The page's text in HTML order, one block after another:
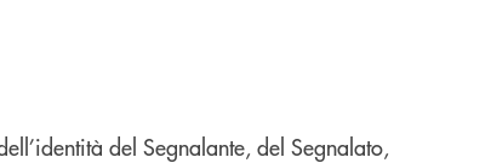
del Segnalante, del Segnalato,